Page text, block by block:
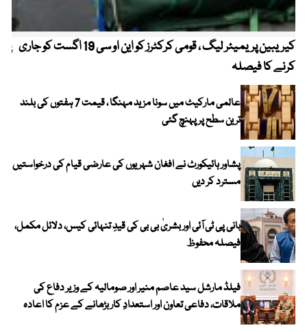
کیریبین پریمیئر لیگ ، قومی کرکٹرز کو این او سی 19 اگست کو جاری
کرنے کا فیصلہ
عالمی مارکیٹ میں سونا مزید مہنگا ، قیمت 7 ہفتوں کی بلند
ترین سطح پر پہنچ گئی
پشاور ہائیکورٹ نے افغان شہریوں کی عارضی قیام کی درخواستیں
مسترد کر دیں
بانی پی ٹی آئی اور بشریٰ بی بی کی قیدِ تنہائی کیس، دلائل مکمل،
فیصلہ محفوظ
فیلڈ مارشل سید عاصم منیر اور صومالیہ کے وزیر دفاع کی
ملاقات، دفاعی تعاون اور استعدادِ کار بڑھانے کے عزم کا اعادہ